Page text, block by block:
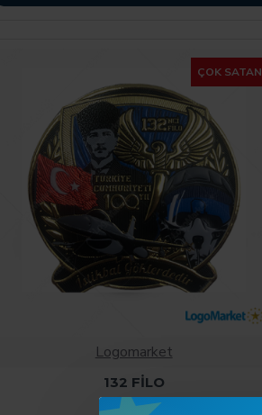
ÇOK SATAN
Logomarket
132 FİLO
150,00TL